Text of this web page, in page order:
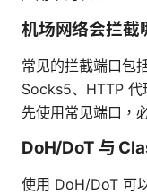
机场网络会拦截
常见的拦截端口包
Socks5、HTTP 代
先使用常见端口，
DoH/DoT 与
使用 DoH/DoT 可